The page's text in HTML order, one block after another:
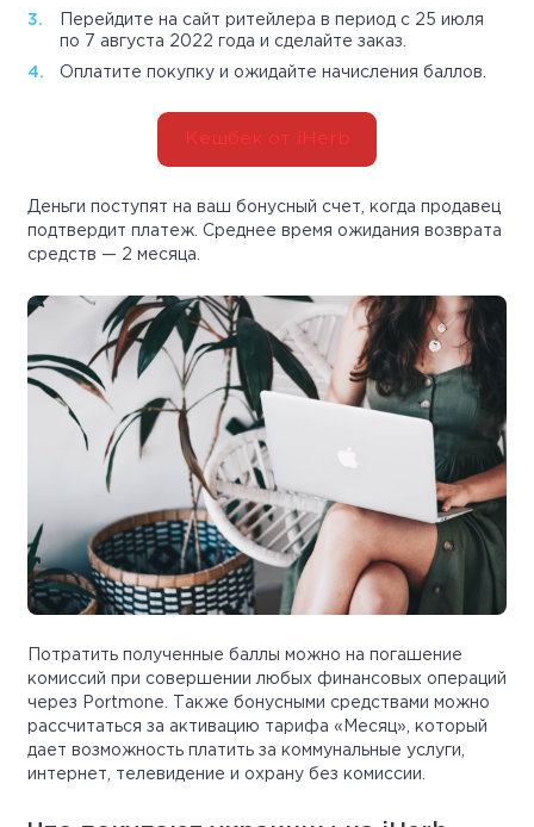
Перейдите на сайт ритейлера в период с 25 июля
по 7 августа 2022 года и сделайте заказ.
Оплатите покупку и ожидайте начисления баллов.
Кешбек от iHerb
Деньги поступят на ваш бонусный счет, когда продавец
подтвердит платеж. Среднее время ожидания возврата
средств — 2 месяца.
Потратить полученные баллы можно на погашение
комиссий при совершении любых финансовых операций
через Portmone. Также бонусными средствами можно
рассчитаться за активацию тарифа «Месяц», который
дает возможность платить за коммунальные услуги,
интернет, телевидение и охрану без комиссии.